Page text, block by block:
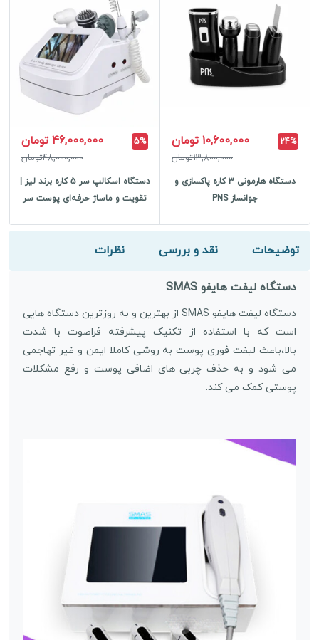
24% 10,600,000 تومان
13,800,000تومان
دستگاه هارمونی 3 کاره پاکسازی و
جوانساز PNS
5% 46,000,000 تومان
48,000,000تومان
دستگاه اسکالپ سر 5 کاره برند لیز |
تقویت و ماساژ حرفه‌ای پوست سر
توضیحات نقد و بررسی نظرات
دستگاه لیفت هایفو SMAS
دستگاه لیفت هایفو SMAS از بهترین و به روزترین دستگاه هایی
است که با استفاده از تکنیک پیشرفته فراصوت با شدت
بالا،باعث لیفت فوری پوست به روشی کاملا ایمن و غیر تهاجمی
می شود و به حذف چربی های اضافی پوست و رفع مشکلات
پوستی کمک می کند.